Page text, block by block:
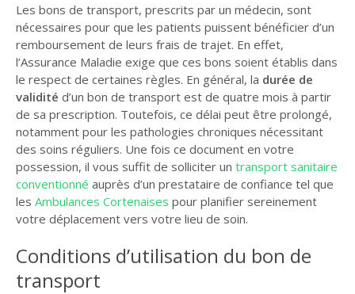
Les bons de transport, prescrits par un médecin, sont
nécessaires pour que les patients puissent bénéficier d’un
remboursement de leurs frais de trajet. En effet,
l’Assurance Maladie exige que ces bons soient établis dans
le respect de certaines règles. En général, la durée de
validité d’un bon de transport est de quatre mois à partir
de sa prescription. Toutefois, ce délai peut être prolongé,
notamment pour les pathologies chroniques nécessitant
des soins réguliers. Une fois ce document en votre
possession, il vous suffit de solliciter un transport sanitaire
conventionné auprès d’un prestataire de confiance tel que
les Ambulances Cortenaises pour planifier sereinement
votre déplacement vers votre lieu de soin.
Conditions d’utilisation du bon de
transport